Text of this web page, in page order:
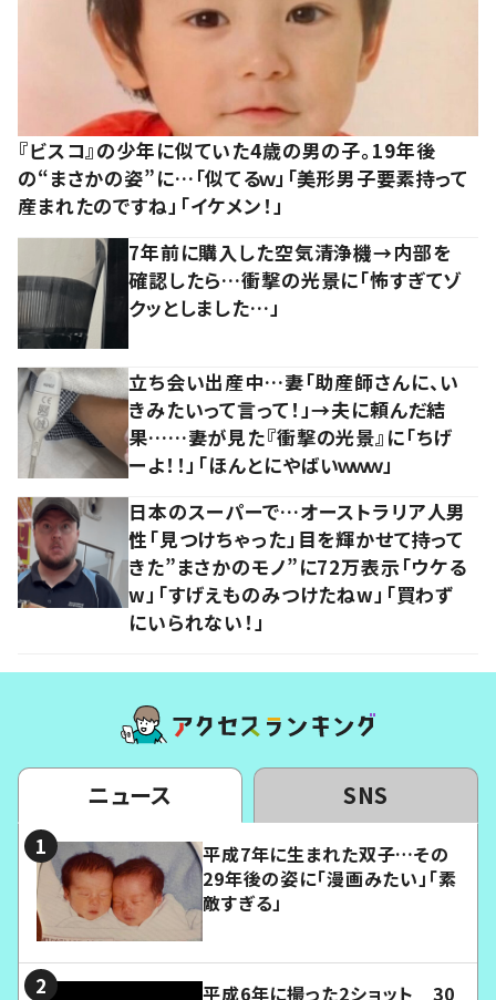
『ビスコ』の少年に似ていた4歳の男の子。19年後
の“まさかの姿”に…「似てるｗ」「美形男子要素持って
産まれたのですね」「イケメン！」
7年前に購入した空気清浄機→内部を
確認したら…衝撃の光景に「怖すぎてゾ
クッとしました…」
立ち会い出産中…妻「助産師さんに、い
きみたいって言って！」→夫に頼んだ結
果……妻が見た『衝撃の光景』に「ちげ
ーよ！！」「ほんとにやばいｗｗｗ」
日本のスーパーで…オーストラリア人男
性「見つけちゃった」目を輝かせて持って
きた”まさかのモノ”に72万表示「ウケる
w」「すげえものみつけたねw」「買わず
にいられない！」
ニュース SNS
平成7年に生まれた双子…その
29年後の姿に「漫画みたい」「素
敵すぎる」
平成6年に撮った2ショット 30